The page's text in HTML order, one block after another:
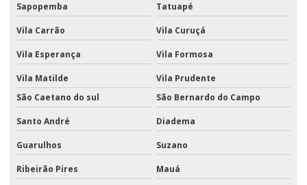
Sapopemba Tatuapé
Vila Carrão Vila Curuçá
Vila Esperança Vila Formosa
Vila Matilde
Vila Prudente
São Caetano do sul
São Bernardo do Campo
Santo André Diadema
Guarulhos Suzano
Ribeirão Pires Mauá